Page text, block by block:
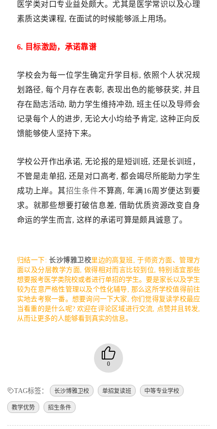
医学类对口专业益处颇大。尤其是医学常识以及心理
素质这类课程, 在面试的时候能够派上用场。
6. 目标激励，承诺靠谱
学校会为每一位学生确定升学目标, 依照个人状况规
划路径, 每个月存在表彰, 表现出色的能够获奖, 并且
存在励志活动, 助力学生维持冲劲, 班主任以及导师会
记录每个人的进步, 无论大小均给予肯定, 这种正向反
馈能够使人坚持下来。
学校公开作出承诺, 无论报的是短训班, 还是长训班，
不管是走单招, 还是对口高考, 都会竭尽所能助力学生
成功上岸。其招生条件不算高, 年满16周岁便达到要
求。就那些想要打破信息差, 借助优质资源改变自身
命运的学生而言, 这样的承诺可算是颇具诚意了。
归结一下:长沙博雅卫校里边的高复班, 于师资方面、管理方
面以及分层教学方面, 做得相对而言比较到位, 特别适宜那些
想要报考医学类院校或者进行单招的学生。要是家长以及学生
较为在意严格性管理以及个性化辅导, 那么这所学校值得前往
实地去考察一番。想要询问一下大家, 你们觉得复读学校最应
当看重的是什么呢? 欢迎在评论区域进行交流, 点赞并且转发,
从而让更多的人能够看到真实的信息。
0
TAG标签： 长沙博雅卫校 单招复读班 中等专业学校
教学优势 招生条件